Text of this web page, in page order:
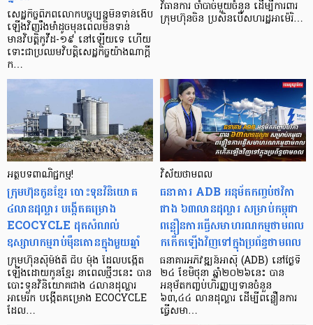
សេដ្ឋកិច្ចពិភពលោកបច្ចុប្បន្នមិនទាន់ងើប
ឡើងវិញរឹងមាំដូចមុនពេលមិនទាន់
មានវិបត្តិកូវីដ-១៩ នៅឡើយទេ ហើយ
ទោះជាប្រឈមវិបត្តិសេដ្ឋកិច្ចយ៉ាងណាក្ដី
ក…
វិធានការ ចាំបាច់មួយចំនួន ដើម្បីការពារ
ក្រុមហ៊ុនចិន ប្រសិនបើសហរដ្ឋអាម៉េរិ…
អត្ថបទពាណិជ្ជកម្ម!
ក្រុមហ៊ុនកូនខ្មែរ បោះទុនវិនិយោគ
៤លានដុល្លារ បង្កើតគម្រោង
ECOCYCLE ដុតសំណល់
ឧស្សាហកម្មរាប់ម៉ឺនតោនក្នុងមួយឆ្នាំ
ក្រុមហ៊ុនស៊ីម៉ង់តិ៍ ជីប ម៉ុង ដែលបង្កើត
ឡើងដោយកូនខ្មែរ នាពេលថ្មីៗនេះ បាន
បោះទុនវិនិយោគជាង ៤លានដុល្លារ
អាមេរិក បង្កើតគម្រោង ECOCYCLE
ដែល…
វិស័យថាមពល
ធនាគារ ADB អនុម័តកញ្ចប់ថវិកា
ជាង ៦៣លានដុល្លារ សម្រាប់កម្ពុជា
ពន្លឿនការធ្វើ​សមាហរណកម្មថាមពល​
កកើតឡើងវិញទៅក្នុងប្រព័ន្ធថាមពល
ធនាគារអភិវឌ្ឍន៍អាស៊ី (ADB) នៅថ្ងៃទី
២៤ ខែមិថុនា ឆ្នាំ២០២៦នេះ បាន
អនុម័តកញ្ចប់​ហិរញ្ញប្បទានចំនួន
៦៣,៤៤ លានដុល្លារ ដើម្បីពន្លឿនការ
ធ្វើសមា…